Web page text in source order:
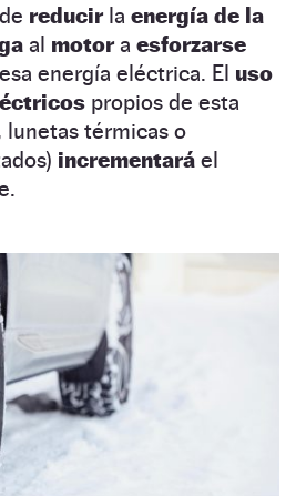
reducirla energía de la
al motora esforzarse
energía eléctrica. El uso
propios de esta
lunetas térmicas o
incrementará el